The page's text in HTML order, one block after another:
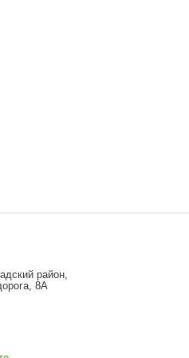
район,
8А